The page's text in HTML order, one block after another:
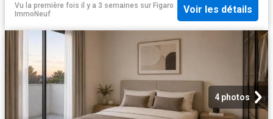
Vu la première fois il y a 3 semaines sur Figaro
ImmoNeuf
Voir les détails
4 photos